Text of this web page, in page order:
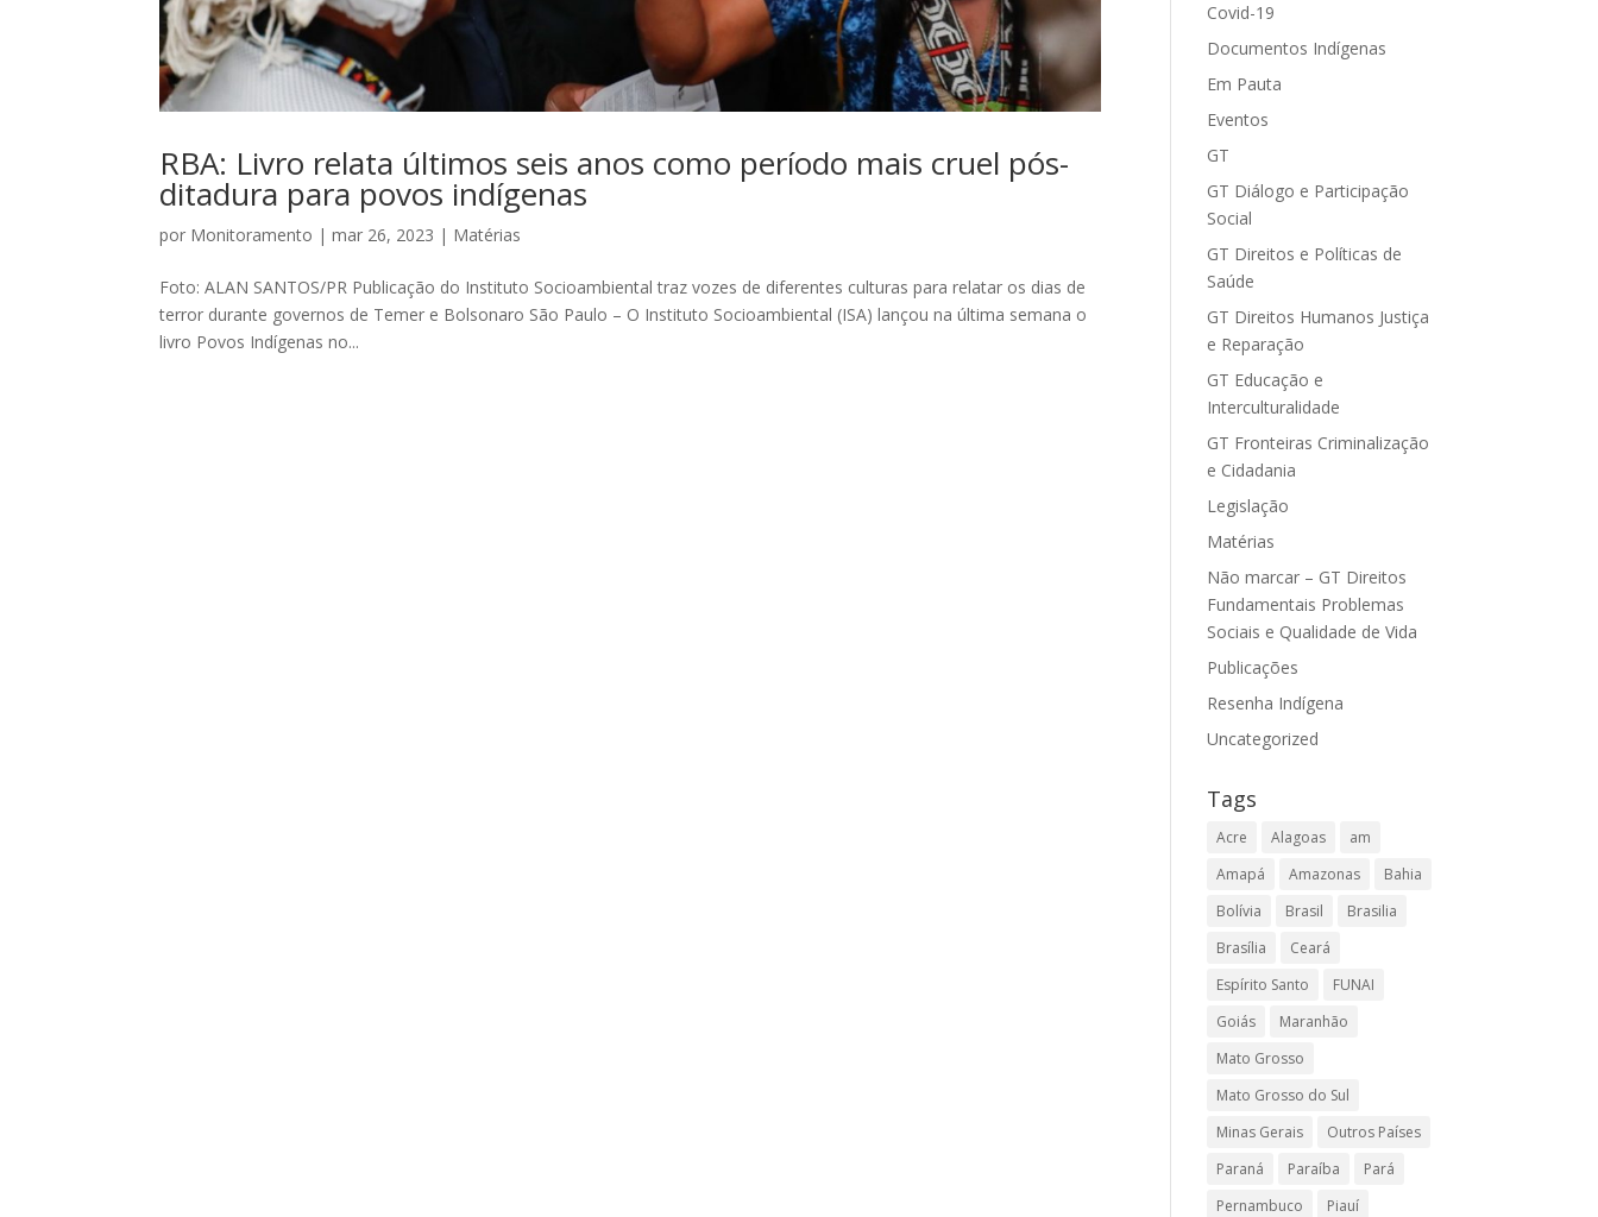
RBA: Livro relata últimos seis anos como período mais cruel pós-
ditadura para povos indígenas
por Monitoramento |mar 26, 2023 | Matérias
Foto: ALAN SANTOS/PR Publicação do Instituto Socioambiental traz vozes de diferentes culturas para relatar os dias de
terror durante governos de Temer e Bolsonaro São Paulo – O Instituto Socioambiental (ISA) lançou na última semana o
livro Povos Indígenas no...
Covid-19
Documentos Indígenas
Em Pauta
Eventos
GT
GT Diálogo e Participação
Social
GT Direitos e Políticas de
Saúde
GT Direitos Humanos Justiça
e Reparação
GT Educação e
Interculturalidade
GT Fronteiras Criminalização
e Cidadania
Legislação
Matérias
Não marcar – GT Direitos
Fundamentais Problemas
Sociais e Qualidade de Vida
Publicações
Resenha Indígena
Uncategorized
Tags
Acre Alagoas
am
Amapá
Amazonas
Bahia
Bolívia
Brasil
Brasilia
Brasília
Ceará
Espírito Santo
FUNAI
Goiás
Maranhão
Mato Grosso
Mato Grosso do Sul
Minas Gerais
Outros Países
Paraná
Paraíba
Pará
Pernambuco
Piauí